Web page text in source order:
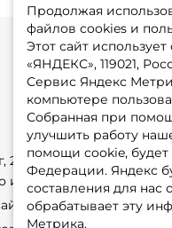
Продолжая
файлов cookies и
Этот сайт
«ЯНДЕКС», 119021,
Сервис Яндекс
компьютере
Собранная при
улучшить работу
помощи cookie, будет
Федерации. Яндекс
составления для нас
обрабатывает эту
Метрика.
2009-2026
изображения и
защищены